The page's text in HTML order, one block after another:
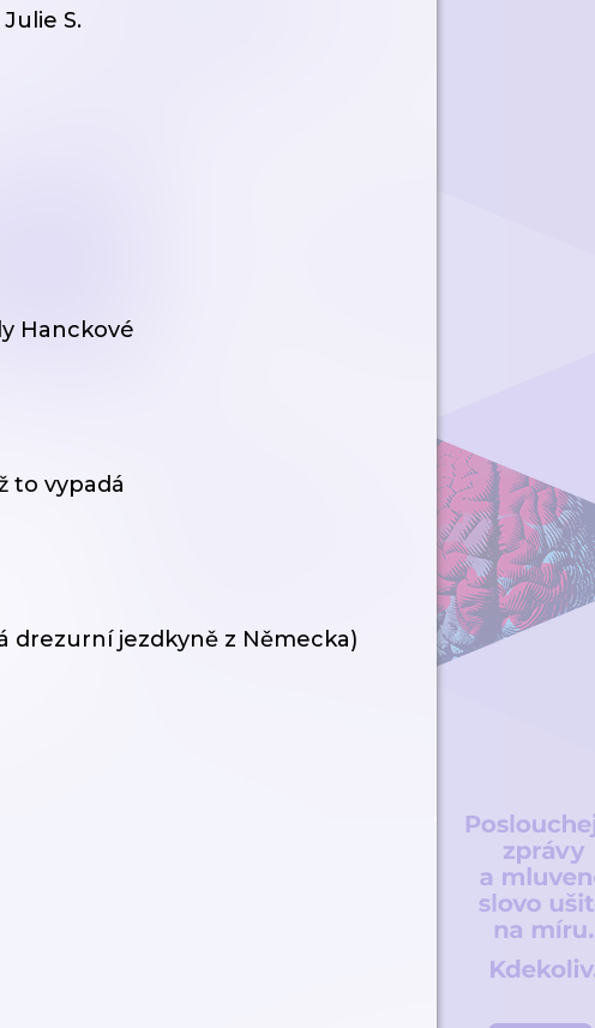
S.
Hanckové
to vypadá
drezurní jezdkyně z Německa)